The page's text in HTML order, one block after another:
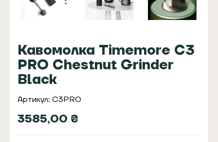
Кавомолка Timemore C3
PRO Chestnut Grinder
Black
Артикул: C3PRO
3585,00 ₴